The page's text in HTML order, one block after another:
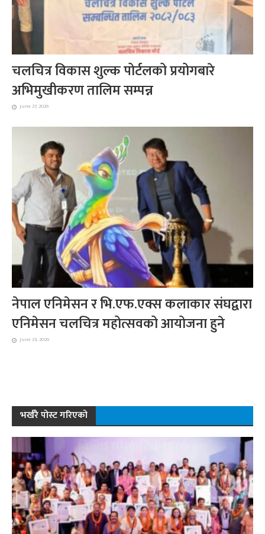
चलचित्र विकास शुल्क पोर्टलको प्रयोगबारे
अभिमुखीकरण तालिम सम्पन्न
June 27, 2026
नेपाल एनिमेसन र भि.एफ.एक्स कलाकार संघद्वारा
एनिमेसन चलचित्र महोत्सवको आयोजना हुने
June 23, 2026
भर्खरै पोस्ट गरिएको